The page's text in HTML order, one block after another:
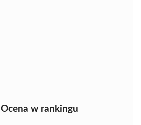
Ocena w rankingu